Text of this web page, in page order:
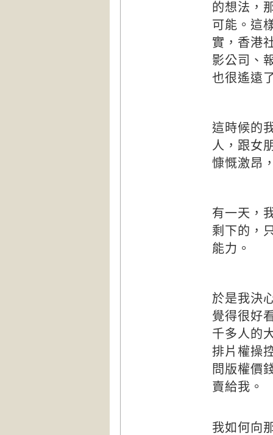
的想法，
可能。這
實，香港
影公司、
也很遙遠
這時候的
人，跟女
慷慨激昂
有一天，
剩下的，
能力 。
於是我決
覺得很好
千多人的
排片權操
問版權價
賣給我。
我如何向